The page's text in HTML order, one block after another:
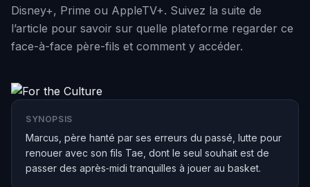
Disney+, Prime ou AppleTV+. Suivez la suite de
l’article pour savoir sur quelle plateforme regarder ce
face-à-face père-fils et comment y accéder.
SYNOPSIS
Marcus, père hanté par ses erreurs du passé, lutte pour
renouer avec son fils Tae, dont le seul souhait est de
passer des après‑midi tranquilles à jouer au basket.